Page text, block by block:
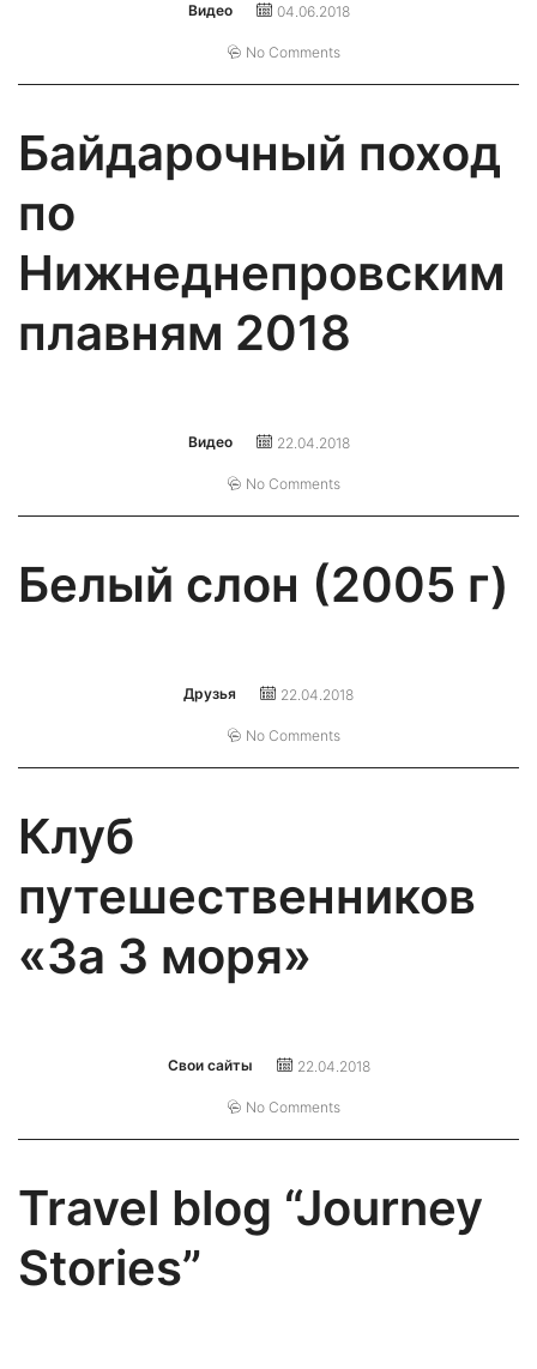
Видео 04.06.2018
No Comments
Байдарочный поход
по
Нижнеднепровским
плавням 2018
Видео 22.04.2018
No Comments
Белый слон (2005 г)
Друзья 22.04.2018
No Comments
Клуб
путешественников
«За 3 моря»
Свои сайты 22.04.2018
No Comments
Travel blog “Journey
Stories”